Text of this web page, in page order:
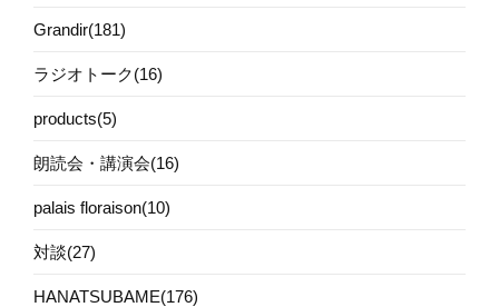
Grandir(181)
ラジオトーク(16)
products(5)
朗読会・講演会(16)
palais floraison(10)
対談(27)
HANATSUBAME(176)